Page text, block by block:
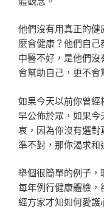
他們沒有用真正的
麼會健康？他們自
中醫不好，是他們
會幫助自己，更不會
如果今天以前你曾
早公佈於眾，如果
哀，因為你沒有選
準不對，那你渴求和
舉個很簡單的例子
每年例行健康體檢
經方家才知如何愛